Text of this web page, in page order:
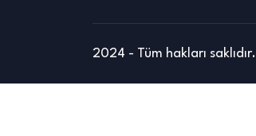
2024 - Tüm hakları saklıdır.